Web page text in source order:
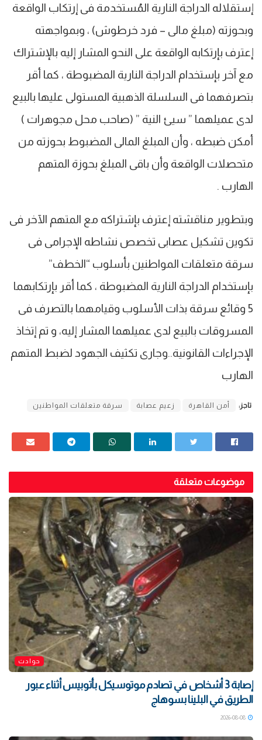
إستقلاله الدراجة النارية المُستخدمة فى إرتكاب الواقعة
وبحوزته (مبلغ مالى – فرد خرطوش) ، وبمواجهته
إعترف بإرتكابه الواقعة على النحو المشار إليه بالإشتراك
مع آخر بإستخدام الدراجة النارية المضبوطة ، كما أقر
بتصرفهما فى السلسلة الذهبية المستولى عليها بالبيع
لدى عميلهما ” سيئ النية ” (صاحب محل مجوهرات )
أمكن ضبطه ، وأن المبلغ المالى المضبوط بحوزته من
متحصلات الواقعة وأن باقى المبلغ بحوزة المتهم
الهارب .
وبتطوير مناقشته إعترف بإشتراكه مع المتهم الآخر فى
تكوين تشكيل عصابى تخصص نشاطه الإجرامى فى
سرقة متعلقات المواطنين بأسلوب “الخطف”
بإستخدام الدراجة النارية المضبوطة ، كما أقر بإرتكابهما
5 وقائع سرقة بذات الأسلوب وقيامهما بالتصرف فى
المسروقات بالبيع لدى عميلهما المشار إليه، و تم إتخاذ
الإجراءات القانونية..وجارى تكثيف الجهود لضبط المتهم
الهارب
تاجز: أمن القاهرة زعيم عصابة سرقة متعلقات المواطنين
موضوعات متعلقة
حوادث
إصابة 3 أشخاص في تصادم موتوسيكل بأتوبيس أثناء عبور
الطريق في البلينا بسوهاج